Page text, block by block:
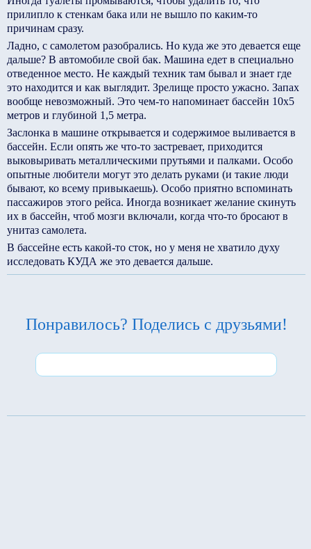
прилипло к стенкам бака или не вышло по каким-то
причинам сразу.
Ладно, с самолетом разобрались. Но куда же это девается еще
дальше? В автомобиле свой бак. Машина едет в специально
отведенное место. Не каждый техник там бывал и знает где
это находится и как выглядит. Зрелище просто ужасно. Запах
вообще невозможный. Это чем-то напоминает бассейн 10х5
метров и глубиной 1,5 метра.
Заслонка в машине открывается и содержимое выливается в
бассейн. Если опять же что-то застревает, приходится
выковыривать металлическими прутьями и палками. Особо
опытные любители могут это делать руками (и такие люди
бывают, ко всему привыкаешь). Особо приятно вспоминать
пассажиров этого рейса. Иногда возникает желание скинуть
их в бассейн, чтоб мозги включали, когда что-то бросают в
унитаз самолета.
В бассейне есть какой-то сток, но у меня не хватило духу
исследовать КУДА же это девается дальше.
Понравилось? Поделись с друзьями!